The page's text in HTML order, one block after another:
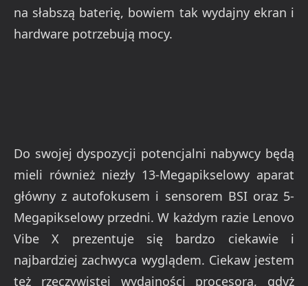
na słabszą baterię, bowiem tak wydajny ekran i
hardware potrzebują mocy.
Do swojej dyspozycji potencjalni nabywcy będą
mieli również niezły 13-Megapikselowy aparat
główny z autofokusem i sensorem BSI oraz 5-
Megapikselowy przedni. W każdym razie Lenovo
Vibe X prezentuje się bardzo ciekawie i
najbardziej zachwyca wyglądem. Ciekaw jestem
też rzeczywistej wydajności procesora, gdyż